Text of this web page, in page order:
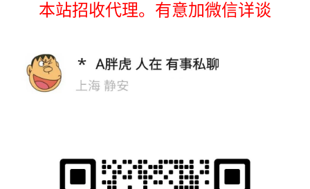
本站招收代理。有意加微信详谈